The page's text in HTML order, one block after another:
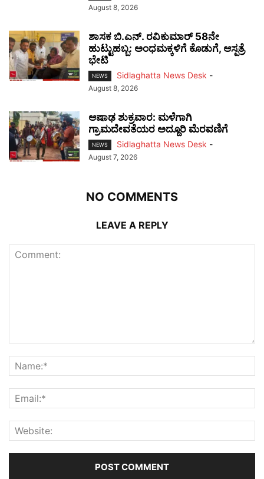
August 8, 2026
ಶಾಸಕ ಬಿ.ಎನ್. ರವಿಕುಮಾರ್ 58ನೇ
ಹುಟ್ಟುಹಬ್ಬ: ಅಂಧಮಕ್ಕಳಿಗೆ ಕೊಡುಗೆ, ಆಸ್ಪತ್ರೆ
ಭೇಟಿ
NEWS Sidlaghatta News Desk -
August 8, 2026
ಆಷಾಢ ಶುಕ್ರವಾರ: ಮಳೆಗಾಗಿ
ಗ್ರಾಮದೇವತೆಯರ ಅದ್ದೂರಿ ಮೆರವಣಿಗೆ
NEWS Sidlaghatta News Desk -
August 7, 2026
NO COMMENTS
LEAVE A REPLY